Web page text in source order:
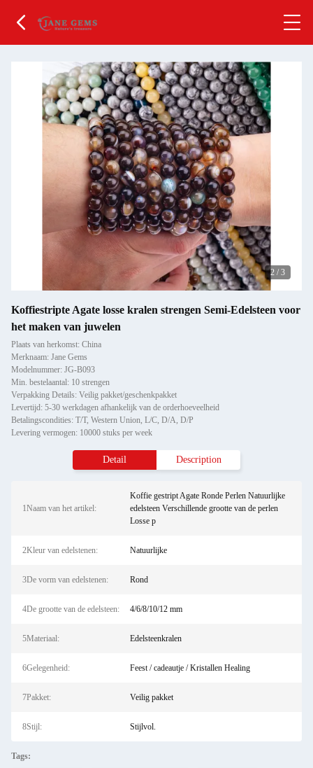
2 / 3
Koffiestripte Agate losse kralen strengen Semi-Edelsteen voor
het maken van juwelen
Plaats van herkomst: China
Merknaam: Jane Gems
Modelnummer: JG-B093
Min. bestelaantal: 10 strengen
Verpakking Details: Veilig pakket/geschenkpakket
Levertijd: 5-30 werkdagen afhankelijk van de orderhoeveelheid
Betalingscondities: T/T, Western Union, L/C, D/A, D/P
Levering vermogen: 10000 stuks per week
Detail Description
1Naam van het artikel:
Koffie gestript Agate Ronde Perlen Natuurlijke
edelsteen Verschillende grootte van de perlen
Losse p
2Kleur van edelstenen: Natuurlijke
3De vorm van edelstenen: Rond
4De grootte van de edelsteen: 4/6/8/10/12 mm
5Materiaal: Edelsteenkralen
6Gelegenheid: Feest / cadeautje / Kristallen Healing
7Pakket: Veilig pakket
8Stijl: Stijlvol.
Tags: